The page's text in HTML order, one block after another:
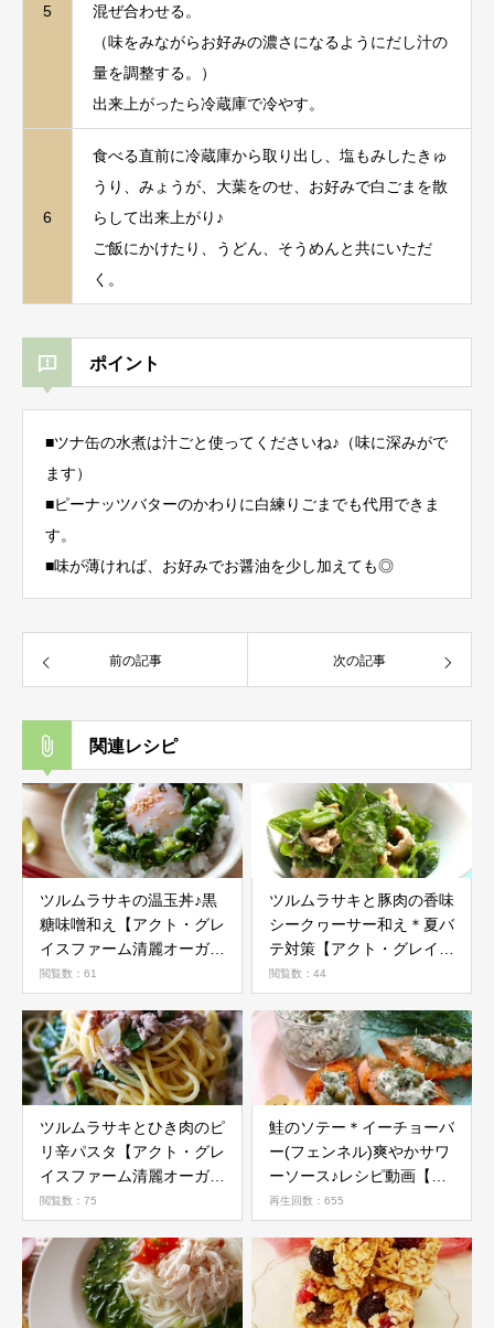
5
混ぜ合わせる。
（味をみながらお好みの濃さになるようにだし汁の
量を調整する。）
出来上がったら冷蔵庫で冷やす。
6
食べる直前に冷蔵庫から取り出し、塩もみしたきゅ
うり、みょうが、大葉をのせ、お好みで白ごまを散
らして出来上がり♪
ご飯にかけたり、うどん、そうめんと共にいただ
く。
ポイント
■ツナ缶の水煮は汁ごと使ってくださいね♪（味に深みがで
ます）
■ピーナッツバターのかわりに白練りごまでも代用できま
す。
■味が薄ければ、お好みでお醤油を少し加えても◎
前の記事 次の記事
関連レシピ
ツルムラサキの温玉丼♪黒
糖味噌和え【アクト・グレ
イスファーム清麗オーガニ
ック野菜活用レシピ】
閲覧数：61
ツルムラサキと豚肉の香味
シークヮーサー和え＊夏バ
テ対策【アクト・グレイス
ファーム清麗オーガニック
野菜活用レシピ】
閲覧数：44
ツルムラサキとひき肉のピ
リ辛パスタ【アクト・グレ
イスファーム清麗オーガニ
ック野菜活用レシピ】
閲覧数：75
鮭のソテー＊イーチョーバ
ー(フェンネル)爽やかサワ
ーソース♪レシピ動画【沖
縄料理研究家レシピ】
再生回数：655